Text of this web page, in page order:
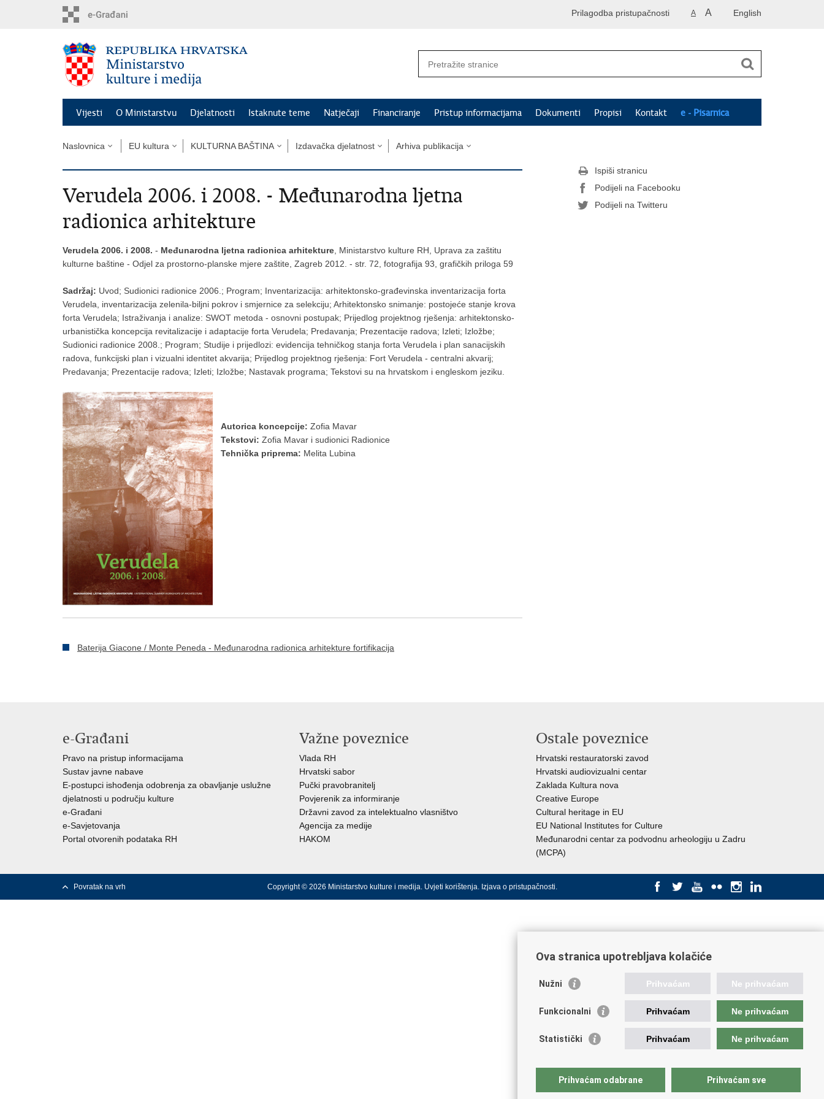
English
A A
Prilagodba pristupačnosti
Vijesti O Ministarstvu Djelatnosti Istaknute teme Natječaji Financiranje Pristup informacijama Dokumenti Propisi Kontakt e - Pisarnica
Naslovnica EU kultura KULTURNA BAŠTINA Izdavačka djelatnost Arhiva publikacija
Verudela 2006. i 2008. - Međunarodna ljetna
radionica arhitekture
Verudela 2006. i 2008. - Međunarodna ljetna radionica arhitekture , Ministarstvo kulture RH, Uprava za zaštitu
kulturne baštine - Odjel za prostorno-planske mjere zaštite, Zagreb 2012. - str. 72, fotografija 93, grafičkih priloga 59
Sadržaj: Uvod; Sudionici radionice 2006.; Program; Inventarizacija: arhitektonsko-građevinska inventarizacija forta
Verudela, inventarizacija zelenila-biljni pokrov i smjernice za selekciju; Arhitektonsko snimanje: postojeće stanje krova
forta Verudela; Istraživanja i analize: SWOT metoda - osnovni postupak; Prijedlog projektnog rješenja: arhitektonsko-
urbanistička koncepcija revitalizacije i adaptacije forta Verudela; Predavanja; Prezentacije radova; Izleti; Izložbe;
Sudionici radionice 2008.; Program; Studije i prijedlozi: evidencija tehničkog stanja forta Verudela i plan sanacijskih
radova, funkcijski plan i vizualni identitet akvarija; Prijedlog projektnog rješenja: Fort Verudela - centralni akvarij;
Predavanja; Prezentacije radova; Izleti; Izložbe; Nastavak programa; Tekstovi su na hrvatskom i engleskom jeziku.
Autorica koncepcije: Zofia Mavar
Tekstovi: Zofia Mavar i sudionici Radionice
Tehnička priprema: Melita Lubina
Baterija Giacone / Monte Peneda - Međunarodna radionica arhitekture fortifikacija
Ispiši stranicu
Podijeli na Facebooku
Podijeli na Twitteru
e-Građani
Pravo na pristup informacijama
Sustav javne nabave
E-postupci ishođenja odobrenja za obavljanje uslužne
djelatnosti u području kulture
e-Građani
e-Savjetovanja
Portal otvorenih podataka RH
Važne poveznice
Vlada RH
Hrvatski sabor
Pučki pravobranitelj
Povjerenik za informiranje
Državni zavod za intelektualno vlasništvo
Agencija za medije
HAKOM
Ostale poveznice
Hrvatski restauratorski zavod
Hrvatski audiovizualni centar
Zaklada Kultura nova
Creative Europe
Cultural heritage in EU
EU National Institutes for Culture
Međunarodni centar za podvodnu arheologiju u Zadru
(MCPA)
Povratak na vrh Copyright © 2026 Ministarstvo kulture i medija. Uvjeti korištenja. Izjava o pristupačnosti.
Ova stranica upotrebljava kolačiće
Nužni Prihvaćam Ne prihvaćam
Funkcionalni Prihvaćam Ne prihvaćam
Statistički Prihvaćam Ne prihvaćam
Prihvaćam odabrane Prihvaćam sve